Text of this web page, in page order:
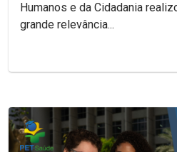
Humanos e da Cidadania
grande relevância...